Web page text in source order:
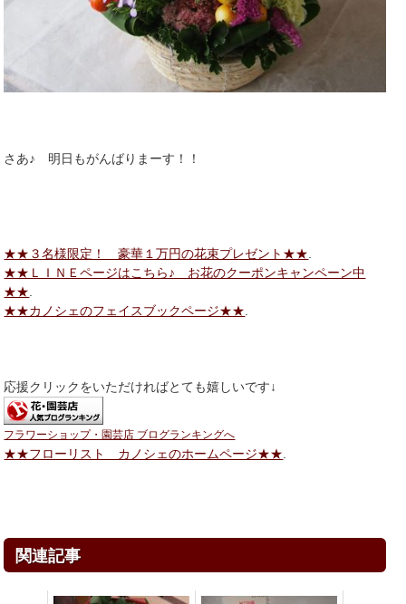
さあ♪ 明日もがんばりまーす！！
★★３名様限定！ 豪華１万円の花束プレゼント★★
★★ＬＩＮＥページはこちら♪ お花のクーポンキャンペーン中
★★
★★カノシェのフェイスブックページ★★
応援クリックをいただければとても嬉しいです↓
フラワーショップ・園芸店 ブログランキングへ
★★フローリスト カノシェのホームページ★★
関連記事